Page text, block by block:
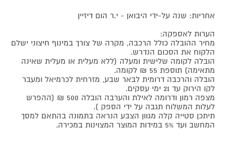
אחריות: שנה על-ידי היבואן - י.ר הום דיזיין
הערות לאספקה:
מחיר ההובלה כולל הרכבה, מקרה של צורך במינוף חיצוני ישלם
הלקוח את הסכום הנדרש.
הובלה לקומה שלישית ומעלה (ללא מעלית או מעלית שאינה
מתאימה) תוספת 55 ₪ לקומה.
הובלה והרכבה דרומית לבאר שבע, מזרחית לכרמיאל ומעבר
לקו הירוק עד 21 ימי עסקים.
מצפה רמון ודרומה לאילת והערבה הובלה 500 ₪ (ההפרש
לעלות המשלוח תגבה על ידי הספק ).
תיתכן סטייה קלה מגוון הצבע הנראה בתמונה בהתאם למסך
המחשב ועד 5% במידות המוצר המצוינות במכירה.